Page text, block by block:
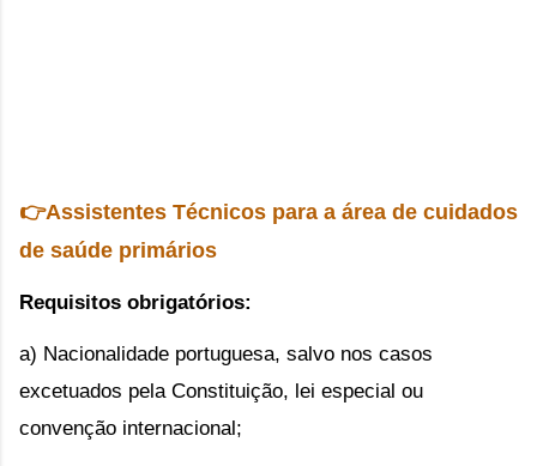
👉Assistentes Técnicos para a área de cuidados
de saúde primários
Requisitos obrigatórios:
a) Nacionalidade portuguesa, salvo nos casos
excetuados pela Constituição, lei especial ou
convenção internacional;